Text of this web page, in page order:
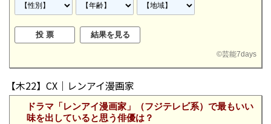
©芸能7days
【木22】CX｜レンアイ漫画家
ドラマ「レンアイ漫画家」（フジテレビ系）で最もいい
味を出していると思う俳優は？